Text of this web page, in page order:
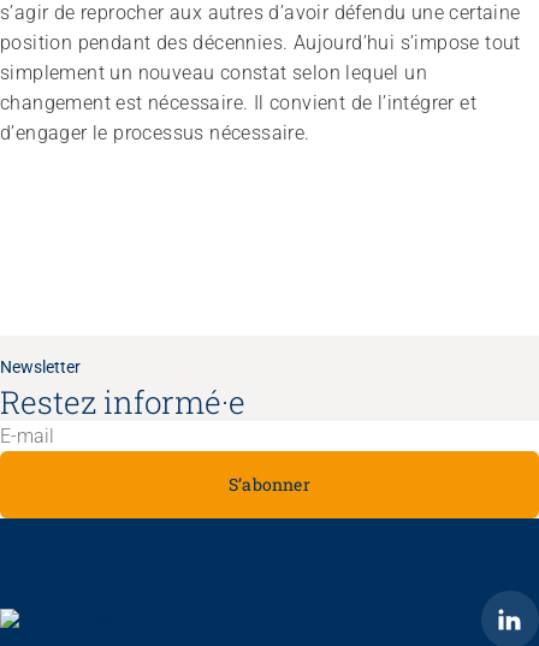
s’agir de reprocher aux autres d’avoir défendu une certaine
position pendant des décennies. Aujourd’hui s’impose tout
simplement un nouveau constat selon lequel un
changement est nécessaire. Il convient de l’intégrer et
d’engager le processus nécessaire.
Newsletter
Restez informé·e
S’abonner
ARTISET